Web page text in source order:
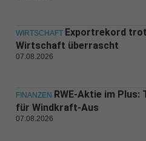
WIRTSCHAFT Exportrekord
Wirtschaft überrascht
07.08.2026
FINANZEN RWE-Aktie im
für Windkraft-Aus
07.08.2026